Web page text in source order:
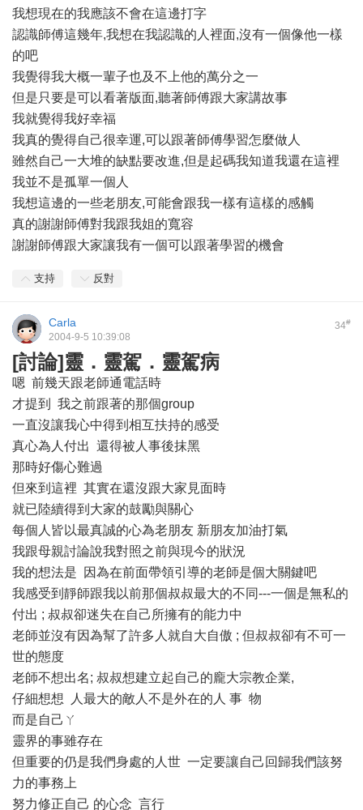
我想現在的我應該不會在這邊打字
認識師傅這幾年,我想在我認識的人裡面,沒有一個像他一樣
的吧
我覺得我大概一輩子也及不上他的萬分之一
但是只要是可以看著版面,聽著師傅跟大家講故事
我就覺得我好幸福
我真的覺得自己很幸運,可以跟著師傅學習怎麼做人
雖然自己一大堆的缺點要改進,但是起碼我知道我還在這裡
我並不是孤單一個人
我想這邊的一些老朋友,可能會跟我一樣有這樣的感觸
真的謝謝師傅對我跟我姐的寬容
謝謝師傅跟大家讓我有一個可以跟著學習的機會
支持 反對
34#
Carla
2004-9-5 10:39:08
[討論]靈．靈駕．靈駕病
嗯 前幾天跟老師通電話時
才提到 我之前跟著的那個group
一直沒讓我心中得到相互扶持的感受
真心為人付出 還得被人事後抹黑
那時好傷心難過
但來到這裡 其實在還沒跟大家見面時
就已陸續得到大家的鼓勵與關心
每個人皆以最真誠的心為老朋友 新朋友加油打氣
我跟母親討論說我對照之前與現今的狀況
我的想法是 因為在前面帶領引導的老師是個大關鍵吧
我感受到靜師跟我以前那個叔叔最大的不同---一個是無私的
付出 ; 叔叔卻迷失在自己所擁有的能力中
老師並沒有因為幫了許多人就自大自傲 ; 但叔叔卻有不可一
世的態度
老師不想出名; 叔叔想建立起自己的龐大宗教企業,
仔細想想 人最大的敵人不是外在的人 事 物
而是自己ㄚ
靈界的事雖存在
但重要的仍是我們身處的人世 一定要讓自己回歸我們該努
力的事務上
努力修正自己 的心念 言行